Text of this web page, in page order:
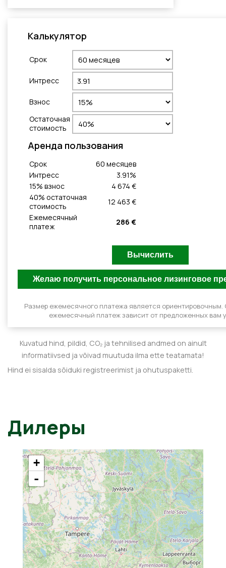
Калькулятор
Cрок
Интресс
Взнос
Остаточная
стоимость
Aренда пользования
Cрок 60 месяцeв
Интресс
3.91%
15% взнос
4 674 €
40% остаточная
стоимость
12 463 €
Ежемесячный
платеж
286 €
Размер ежемесячного платежа является
ежемесячный платеж зависит от предложенных вам
Kuvatud hind, pildid, CO₂ ja tehnilised andmed on ainult
informatiivsed ja võivad muutuda ilma ette teatamata!
Hind ei sisalda sõiduki registreerimist ja ohutuspaketti.
Дилеры
+
-